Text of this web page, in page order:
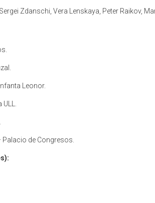
Zdanschi, Vera Lenskaya, Peter Raikov,
Leonor.
de Congresos.